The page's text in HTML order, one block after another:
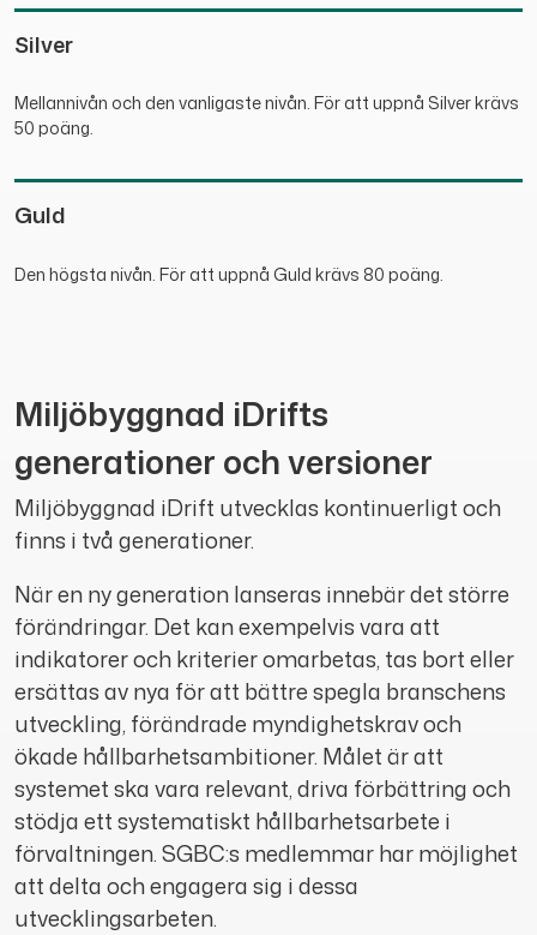
Silver
Mellannivån och den vanligaste nivån. För att uppnå Silver krävs
50 poäng.
Guld
Den högsta nivån. För att uppnå Guld krävs 80 poäng.
Miljöbyggnad iDrifts
generationer och versioner
Miljöbyggnad iDrift utvecklas kontinuerligt och
finns i två generationer.
När en ny generation lanseras innebär det större
förändringar. Det kan exempelvis vara att
indikatorer och kriterier omarbetas, tas bort eller
ersättas av nya för att bättre spegla branschens
utveckling, förändrade myndighetskrav och
ökade hållbarhetsambitioner. Målet är att
systemet ska vara relevant, driva förbättring och
stödja ett systematiskt hållbarhetsarbete i
förvaltningen. SGBC:s medlemmar har möjlighet
att delta och engagera sig i dessa
utvecklingsarbeten.